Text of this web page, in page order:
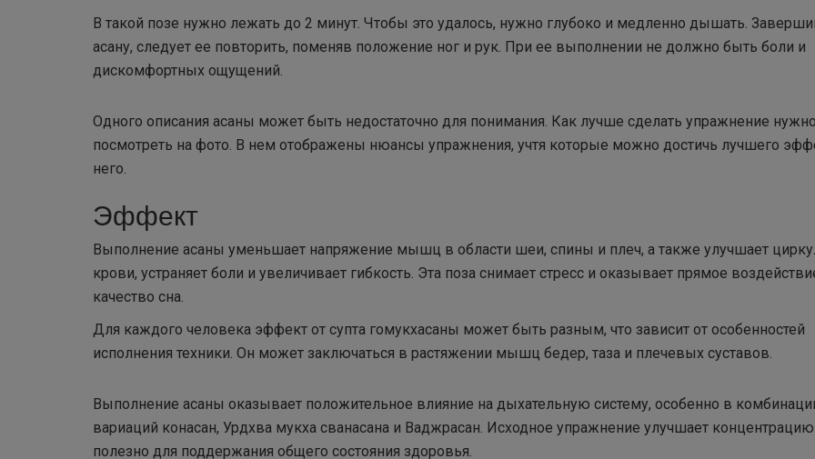
В такой позе нужно лежать до 2 минут. Чтобы это удалось, нужно глубоко и медленно дышать.
асану, следует ее повторить, поменяв положение ног и рук. При ее выполнении не должно быть боли и
дискомфортных ощущений.
Одного описания асаны может быть недостаточно для понимания. Как лучше сделать упражнение нужно
посмотреть на фото. В нем отображены нюансы упражнения, учтя которые можно достичь лучшего
него.
Эффект
Выполнение асаны уменьшает напряжение мышц в области шеи, спины и плеч, а также улучшает
крови, устраняет боли и увеличивает гибкость. Эта поза снимает стресс и оказывает прямое
качество сна.
Для каждого человека эффект от супта гомукхасаны может быть разным, что зависит от особенностей
исполнения техники. Он может заключаться в растяжении мышц бедер, таза и плечевых суставов.
Выполнение асаны оказывает положительное влияние на дыхательную систему, особенно в
вариаций конасан, Урдхва мукха сванасана и Ваджрасан. Исходное упражнение улучшает
полезно для поддержания общего состояния здоровья.